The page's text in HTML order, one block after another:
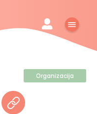
Organizacija